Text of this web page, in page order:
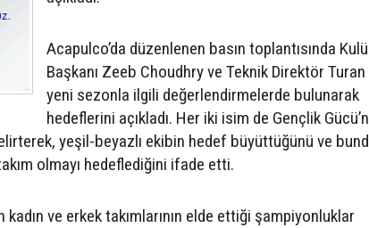
Acapulco’da düzenlenen basın toplantısında
Başkanı Zeeb Choudhry ve Teknik Direktör
yeni sezonla ilgili değerlendirmelerde bulunarak
hedeflerini açıkladı. Her iki isim de Gençlik
yeşil-beyazlı ekibin hedef büyüttüğünü ve
olmayı hedeflediğini ifade etti.
ve erkek takımlarının elde ettiği şampiyonluklar